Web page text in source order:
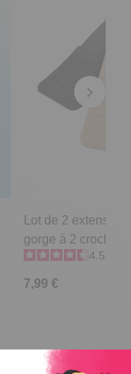
Lot de 2
gorge à 2 crochets
4.5/
7,99 €